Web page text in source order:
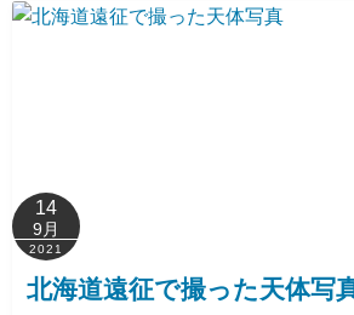
14
9月
2021
北海道遠征で撮った天体写